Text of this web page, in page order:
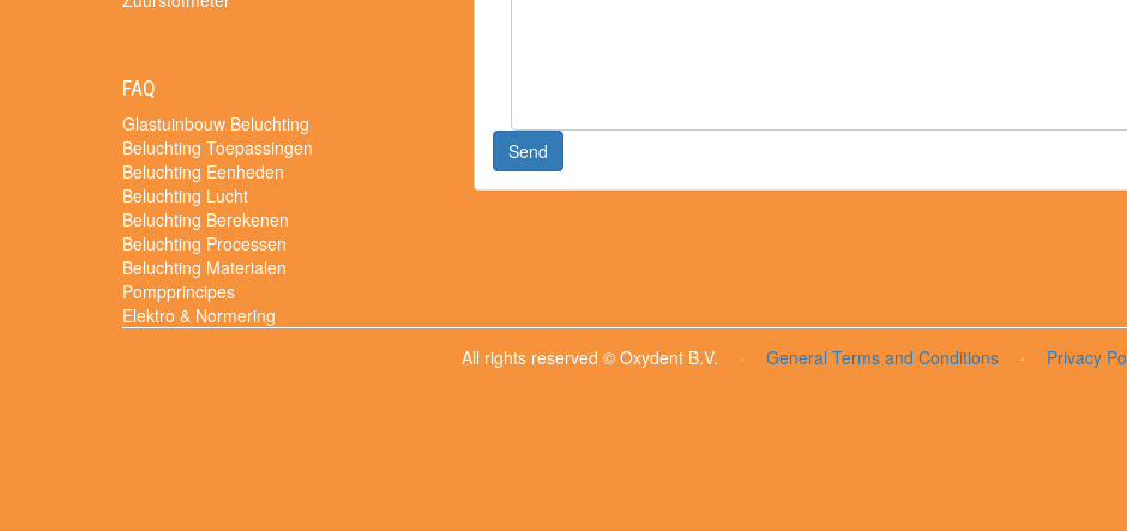
Send
FAQ
Glastuinbouw Beluchting
Beluchting Toepassingen
Beluchting Eenheden
Beluchting Lucht
Beluchting Berekenen
Beluchting Processen
Beluchting Materialen
Pompprincipes
Elektro & Normering
All rights reserved © Oxydent B.V.
· General Terms and Conditions · Privacy